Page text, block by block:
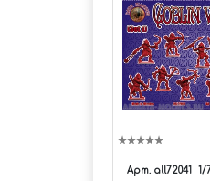
Арт. all72041 1/